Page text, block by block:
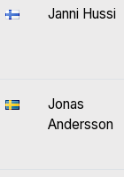
Janni Hussi
Jonas
Andersson